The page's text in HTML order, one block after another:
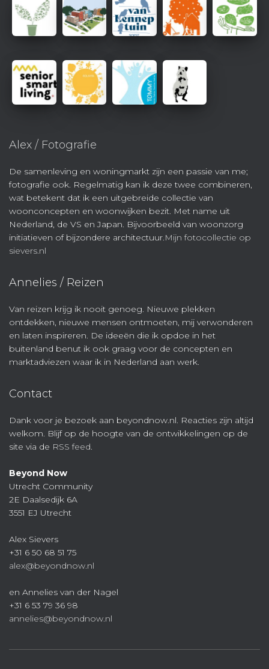
Alex / Fotografie
De samenleving en woningmarkt zijn een passie van me;
fotografie ook. Regelmatig kan ik deze twee combineren,
wat betekent dat ik een uitgebreide collectie van
woonconcepten en woonwijken bezit. Met name uit
Nederland, de VS en Japan. Bijvoorbeeld van woonzorg
initiatieven of bijzondere architectuur.Mijn fotocollectie op
sievers.nl
Annelies / Reizen
Van reizen krijg ik nooit genoeg. Nieuwe plekken
ontdekken, nieuwe mensen ontmoeten, mij verwonderen
en laten inspireren. De ideeën die ik opdoe in het
buitenland benut ik ook graag voor de concepten en
marktadviezen waar ik in Nederland aan werk.
Contact
Dank voor je bezoek aan beyondnow.nl. Reacties zijn altijd
welkom. Blijf op de hoogte van de ontwikkelingen op de
site via de RSS feed.
Beyond Now
Utrecht Community
2E Daalsedijk 6A
3551 EJ Utrecht
Alex Sievers
+31 6 50 68 51 75
alex@beyondnow.nl
en Annelies van der Nagel
+31 6 53 79 36 98
annelies@beyondnow.nl